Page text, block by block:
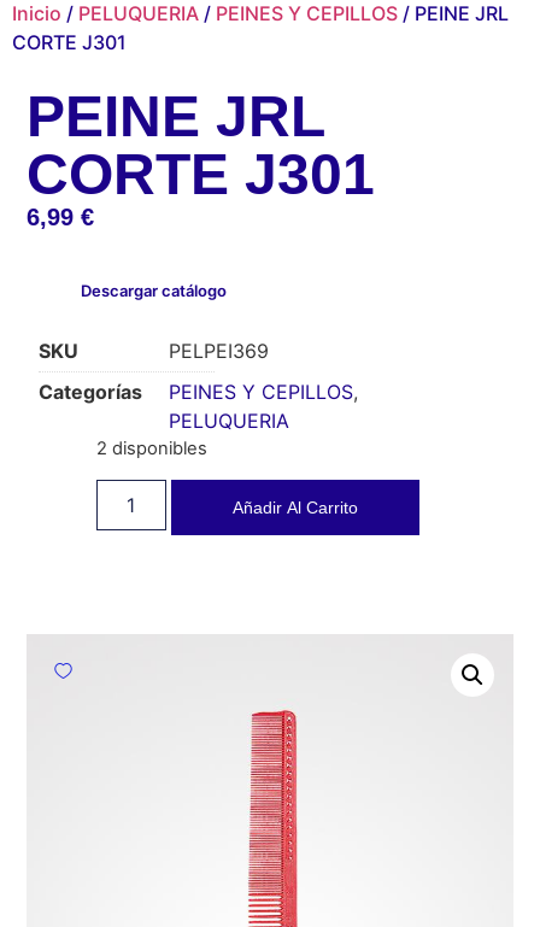
Inicio / PELUQUERIA / PEINES Y CEPILLOS / PEINE JRL
CORTE J301
PEINE JRL
CORTE J301
6,99€
Descargar catálogo
SKU
PELPEI369
Categorías
PEINES Y CEPILLOS,
PELUQUERIA
2 disponibles
Añadir Al Carrito